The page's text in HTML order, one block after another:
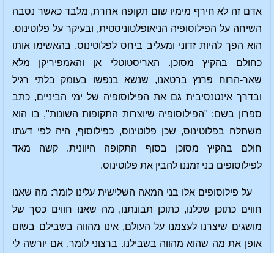
אדם זה לא חירף מימיו שום תקופה אחרת, מלבד כאשר נסבה
השיחה על הפילוסופיה הניאופלטוניסטית, ובעיקר על פלוטינוס.
הוא הפך להיות זדוני ומעליב ביחס לפלוטינוס, בהאשימו אותו
כחולם בהקיץ מסוכן. האריסטוטלי אן והאמפיריקן מלא
שאר-הרוח פרנץ ברטאנו, שנשא בנפשו בעומק בלתי רגיל
ובדרך אינטנסיבית גם את הפילוסופיה של ימי הביניים, כתב
ספרון בשם: "הפילוסופיה שיוצרות התקופות השונות", בו הוא
משתלח בפלוטינוס, שכן פלוטינוס, כפילוסוף, היה לפי דעתו
חולם בהקיץ מסוכן בסוף התקופה היוונית. קשה מאד
לפילוסופים בני זמננו להבין את פלוטינוס.
על פילוסופים אלו בני המאה השלישית עלינו לומר: מה שאנו
חווים כתוכן שכלנו, כתוכן תבונתנו, מה שאנו חווים כסך של
מושגים שיצרנו לעצמנו על העולם, אינו מהווה בשבילם בשום
אופן את מה שהוא מהווה בשבילנו. ברצוני לומר, אם יורשה לי